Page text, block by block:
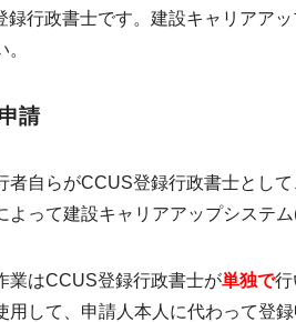
録行政書士です。建設キャリアア
請
者自らがCCUS登録行政書士とし
よって建設キャリアアップシステ
業はCCUS登録行政書士が単独で行
用して、申請人本人に代わって登録